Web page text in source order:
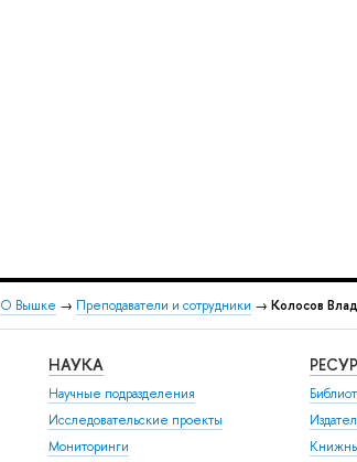
О Вышке → Преподаватели и сотрудники → Колосов
НАУКА
Научные подразделения
Исследовательские проекты
Мониторинги